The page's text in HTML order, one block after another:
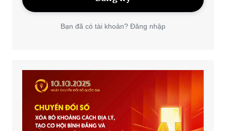
Bạn đã có tài khoản? Đăng nhập